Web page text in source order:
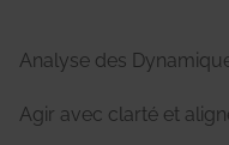
Analyse des
Agir avec clarté et